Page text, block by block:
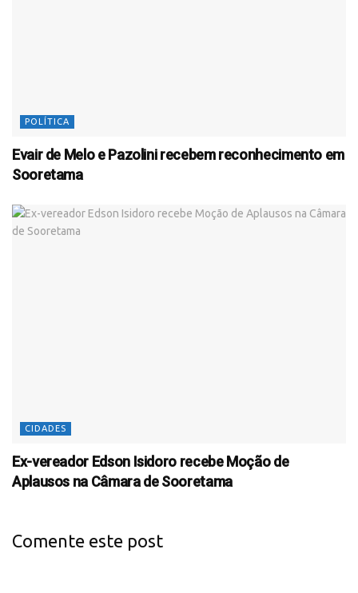
POLÍTICA
Evair de Melo e Pazolini recebem reconhecimento em
Sooretama
CIDADES
Ex-vereador Edson Isidoro recebe Moção de
Aplausos na Câmara de Sooretama
Comente este post